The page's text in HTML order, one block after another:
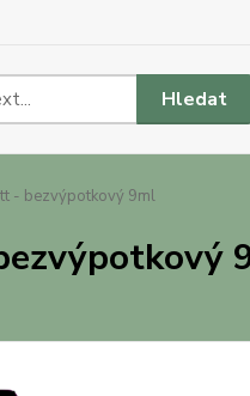
Hledat
- bezvýpotkový 9ml